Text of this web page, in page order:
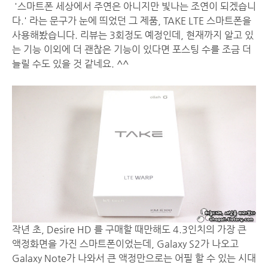
'스마트폰 세상에서 주연은 아니지만 빛나는 조연이 되겠습니
다.' 라는 문구가 눈에 띄었던 그 제품, TAKE LTE 스마트폰을
사용해봤습니다. 리뷰는 3회정도 예정인데, 현재까지 알고 있
는 기능 이외에 더 괜찮은 기능이 있다면 포스팅 수를 조금 더
늘릴 수도 있을 것 같네요. ^^
작년 초, Desire HD 를 구매할 때만해도 4.3인치의 가장 큰
액정화면을 가진 스마트폰이었는데, Galaxy S2가 나오고
Galaxy Note가 나와서 큰 액정만으로는 어필 할 수 있는 시대